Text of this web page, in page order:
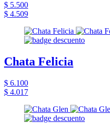
$ 5.500
$ 4.509
Chata Felicia
$ 6.100
$ 4.017